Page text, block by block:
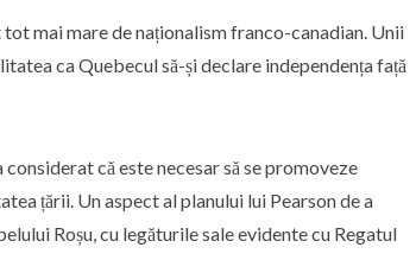
mai mare de naționalism franco-canadian. Unii
ca Quebecul să-și declare independența față
că este necesar să se promoveze
țării. Un aspect al planului lui Pearson de a
Roșu, cu legăturile sale evidente cu Regatul